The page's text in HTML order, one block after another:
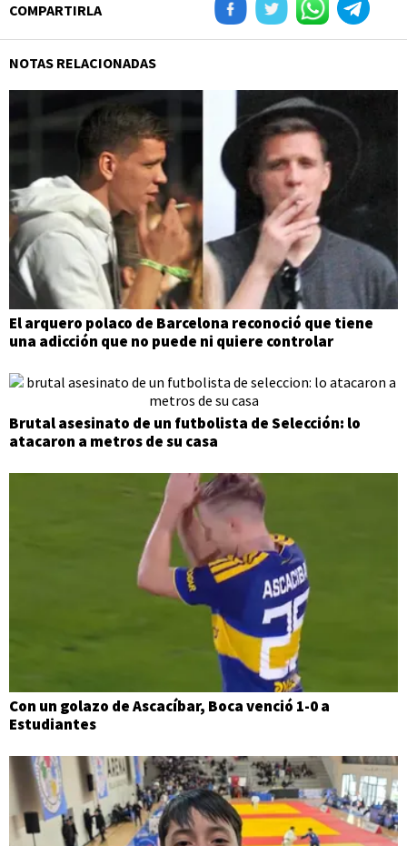
COMPARTIRLA
NOTAS RELACIONADAS
El arquero polaco de Barcelona reconoció que tiene
una adicción que no puede ni quiere controlar
Brutal asesinato de un futbolista de Selección: lo
atacaron a metros de su casa
Con un golazo de Ascacíbar, Boca venció 1-0 a
Estudiantes